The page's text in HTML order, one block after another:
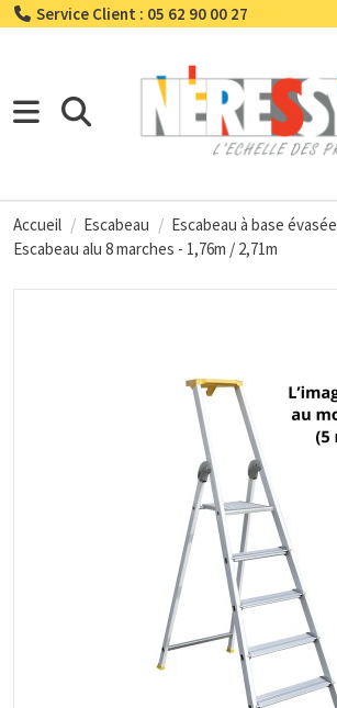
Service Client : 05 62 90 00 27
Accueil Escabeau Escabeau à base évasée
Escabeau alu 8 marches - 1,76m / 2,71m